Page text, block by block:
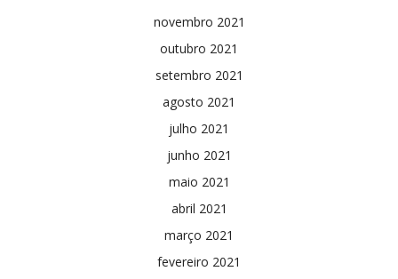
novembro 2021
outubro 2021
setembro 2021
agosto 2021
julho 2021
junho 2021
maio 2021
abril 2021
março 2021
fevereiro 2021